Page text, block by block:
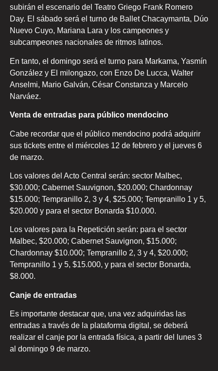
subirán el escenario del Teatro Griego Frank Romero
Day. El sábado será el turno de Ballet Chacaymanta, Dúo
Nuevo Cuyo, Mariana Lara y los campeones y
subcampeones nacionales de ritmos latinos.
En tanto, el domingo será el turno para Markama, Yasmín
González y El milongazo, con Enzo De Lucca, Walter
Anselmi, Mario Galván, César Constanza y Marcelo
Narváez.
Venta de entradas para público mendocino
Cabe recordar que el público mendocino podrá adquirir
sus tickets entre el miércoles 12 de febrero y el jueves 6
de marzo.
Los valores del Acto Central serán: sector Malbec,
$30.000; Cabernet Sauvignon, $20.000; Chardonnay
$15.000; Tempranillo 2, 3 y 4, $25.000; Tempranillo 1 y 5,
$20.000 y para el sector Bonarda $10.000.
Los valores para la Repetición serán: para el sector
Malbec, $20.000; Cabernet Sauvignon, $15.000;
Chardonnay $10.000; Tempranillo 2, 3 y 4, $20.000;
Tempranillo 1 y 5, $15.000, y para el sector Bonarda,
$8.000.
Canje de entradas
Es importante destacar que, una vez adquiridas las
entradas a través de la plataforma digital, se deberá
realizar el canje por la entrada física, a partir del lunes 3
al domingo 9 de marzo.